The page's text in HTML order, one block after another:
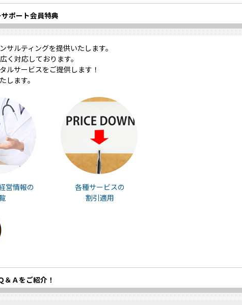
ポート会員特典
ルティングを提供いたします。
く対応しております。
ルサービスをご提供します！
します。
営情報の
各種サービスの
割引適用
Ａをご紹介！